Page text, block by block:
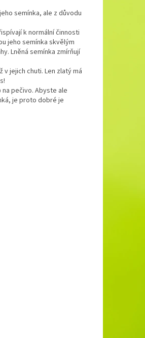
semínka, ale z důvodu
k normální činnosti
jeho semínka skvělým
Lněná semínka zmírňují
jejich chuti. Len zlatý má
pečivo. Abyste ale
je proto dobré je